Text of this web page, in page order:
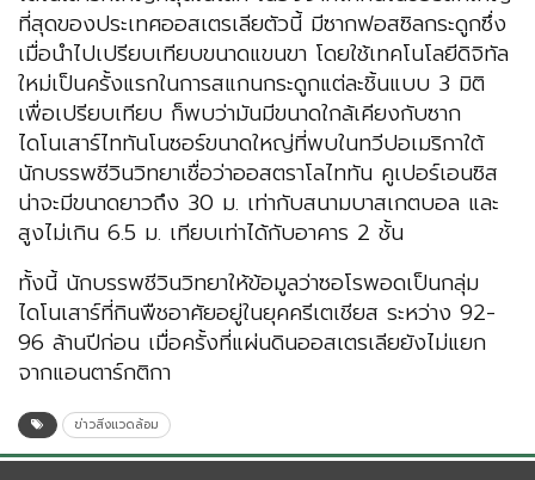
ที่สุดของประเทศออสเตรเลียตัวนี้ มีซากฟอสซิลกระดูกซึ่ง
เมื่อนำไปเปรียบเทียบขนาดแขนขา โดยใช้เทคโนโลยีดิจิทัล
ใหม่เป็นครั้งแรกในการสแกนกระดูกแต่ละชิ้นแบบ 3 มิติ
เพื่อเปรียบเทียบ ก็พบว่ามันมีขนาดใกล้เคียงกับซาก
ไดโนเสาร์ไททันโนซอร์ขนาดใหญ่ที่พบในทวีปอเมริกาใต้
นักบรรพชีวินวิทยาเชื่อว่าออสตราโลไททัน คูเปอร์เอนซิส
น่าจะมีขนาดยาวถึง 30 ม. เท่ากับสนามบาสเกตบอล และ
สูงไม่เกิน 6.5 ม. เทียบเท่าได้กับอาคาร 2 ชั้น
ทั้งนี้ นักบรรพชีวินวิทยาให้ข้อมูลว่าซอโรพอดเป็นกลุ่ม
ไดโนเสาร์ที่กินพืชอาศัยอยู่ในยุคครีเตเชียส ระหว่าง 92-
96 ล้านปีก่อน เมื่อครั้งที่แผ่นดินออสเตรเลียยังไม่แยก
จากแอนตาร์กติกา
ข่าวสิ่งแวดล้อม